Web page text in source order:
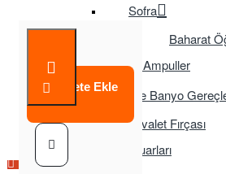
Sofra
Baharat
Tasarruflu Ampuller
Temizlik ve Banyo
Tuvalet Fırçası
TV Aksesuarları
Sepete Ekle
Çok Satılan Ürün
Çok Satılan Ürün
Çok Satılan Ürün
Çok Satılan Ürün
Çok Satılan Ürün